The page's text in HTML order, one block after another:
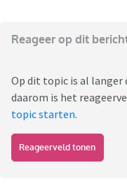
Reageer op dit
Op dit topic is al langer
daarom is het
topic starten.
Reageerveld tonen